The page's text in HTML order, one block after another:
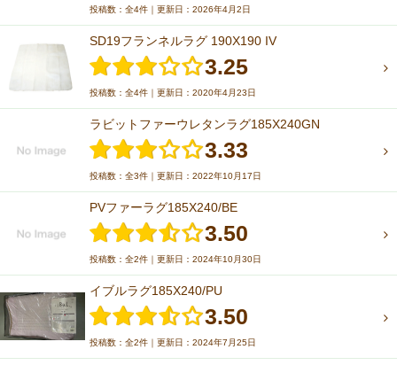
投稿数：全4件｜更新日：2026年4月2日
SD19フランネルラグ 190X190 IV
3.25
投稿数：全4件｜更新日：2020年4月23日
ラビットファーウレタンラグ185X240GN
3.33
投稿数：全3件｜更新日：2022年10月17日
PVファーラグ185X240/BE
3.50
投稿数：全2件｜更新日：2024年10月30日
イブルラグ185X240/PU
3.50
投稿数：全2件｜更新日：2024年7月25日